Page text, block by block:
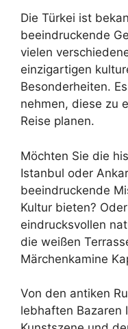
Die Türkei ist
beeindruckende
vielen
einzigartigen
Besonderheiten.
nehmen, diese zu
Reise planen.
Möchten Sie die
Istanbul oder
beeindruckende
Kultur bieten?
eindrucksvollen
die weißen
Märchenkamine
Von den antiken
lebhaften Bazaren